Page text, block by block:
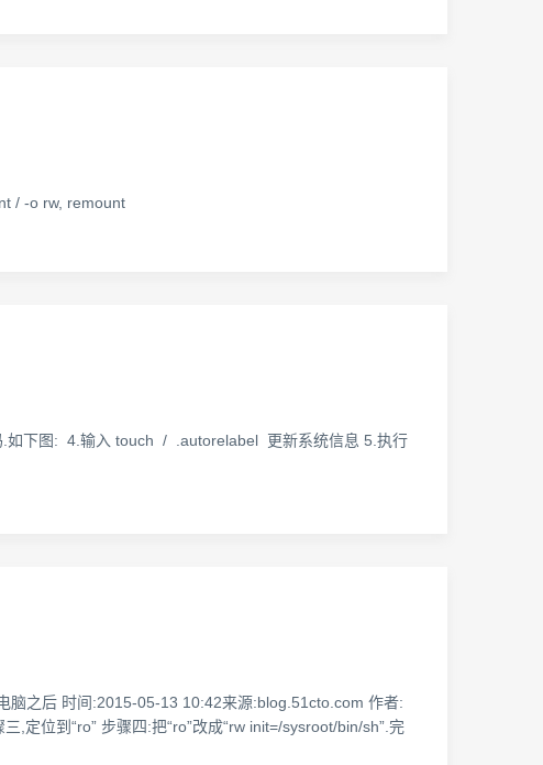
/ -o rw, remount
如下图: 4.输入 touch / .autorelabel 更新系统信息 5.执行
脑之后 时间:2015-05-13 10:42来源:blog.51cto.com 作者:
定位到“ro” 步骤四:把“ro”改成“rw init=/sysroot/bin/sh”.完